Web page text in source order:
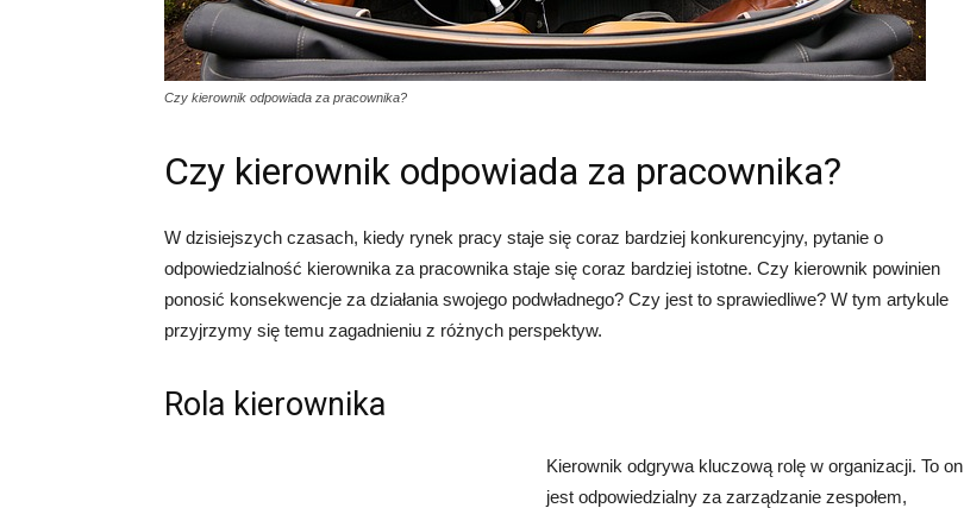
Czy kierownik odpowiada za pracownika?
Czy kierownik odpowiada za pracownika?
W dzisiejszych czasach, kiedy rynek pracy staje się coraz bardziej konkurencyjny, pytanie o
odpowiedzialność kierownika za pracownika staje się coraz bardziej istotne. Czy kierownik powinien
ponosić konsekwencje za działania swojego podwładnego? Czy jest to sprawiedliwe? W tym artykule
przyjrzymy się temu zagadnieniu z różnych perspektyw.
Rola kierownika
Kierownik odgrywa kluczową rolę w organizacji. To on
jest odpowiedzialny za zarządzanie zespołem,